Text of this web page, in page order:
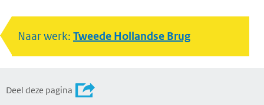
Naar werk: Tweede Hollandse Brug
Deel deze pagina